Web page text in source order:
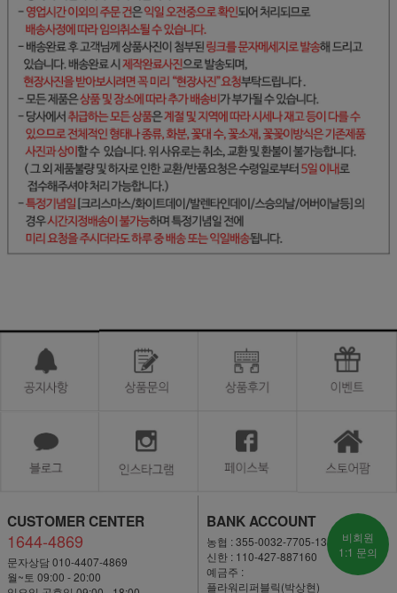
CUSTOMER CENTER
1644-4869
문자상담 010-4407-4869
월~토 09:00 - 20:00
BANK ACCOUNT
농협 : 355-0032-7705-13
신한 : 110-427-887160
예금주 :
플라워리퍼블릭(박상현)
비회원
1:1 문의